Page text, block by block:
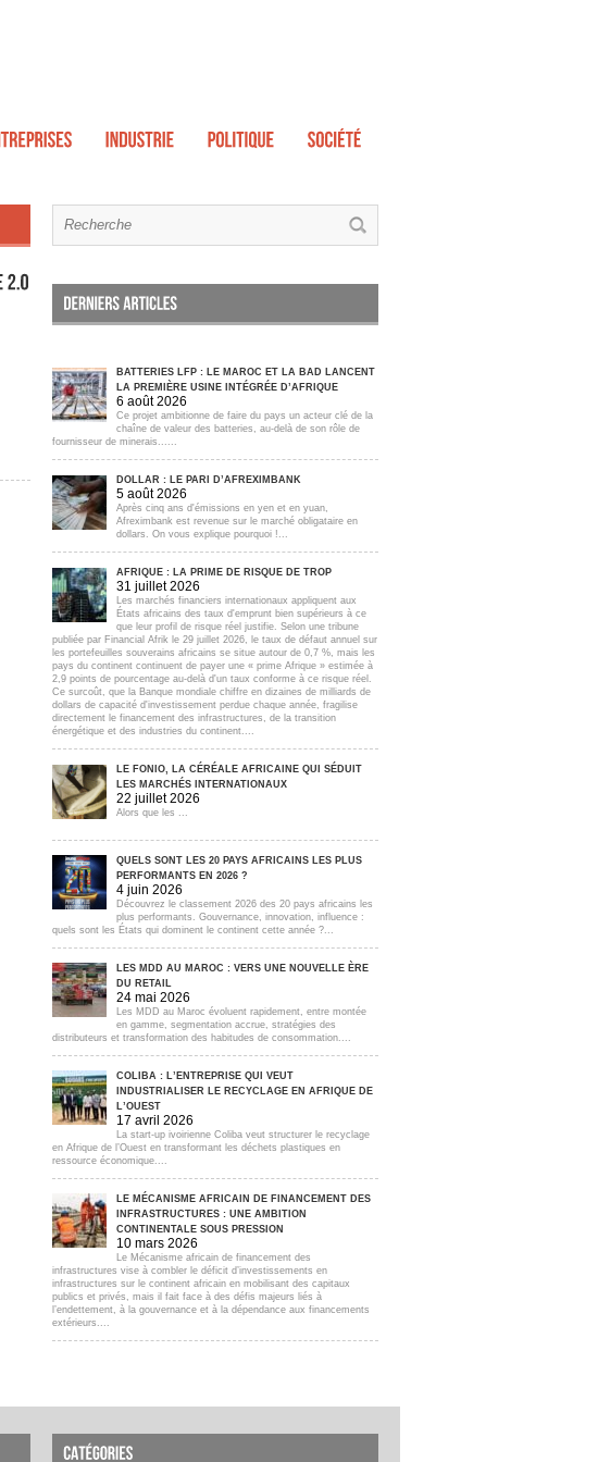
BATTERIES LFP : LE MAROC ET LA BAD LANCENT
LA PREMIÈRE USINE INTÉGRÉE D’AFRIQUE
6 août 2026
Ce projet ambitionne de faire du pays un acteur clé de la
chaîne de valeur des batteries, au-delà de son rôle de
fournisseur de minerais......
DOLLAR : LE PARI D’AFREXIMBANK
5 août 2026
Après cinq ans d'émissions en yen et en yuan,
Afreximbank est revenue sur le marché obligataire en
dollars. On vous explique pourquoi !...
AFRIQUE : LA PRIME DE RISQUE DE TROP
31 juillet 2026
Les marchés financiers internationaux appliquent aux
États africains des taux d'emprunt bien supérieurs à ce
que leur profil de risque réel justifie. Selon une tribune
publiée par Financial Afrik le 29 juillet 2026, le taux de défaut annuel sur
les portefeuilles souverains africains se situe autour de 0,7 %, mais les
pays du continent continuent de payer une « prime Afrique » estimée à
2,9 points de pourcentage au-delà d'un taux conforme à ce risque réel.
Ce surcoût, que la Banque mondiale chiffre en dizaines de milliards de
dollars de capacité d'investissement perdue chaque année, fragilise
directement le financement des infrastructures, de la transition
énergétique et des industries du continent....
LE FONIO, LA CÉRÉALE AFRICAINE QUI SÉDUIT
LES MARCHÉS INTERNATIONAUX
22 juillet 2026
Alors que les ...
QUELS SONT LES 20 PAYS AFRICAINS LES PLUS
PERFORMANTS EN 2026 ?
4 juin 2026
Découvrez le classement 2026 des 20 pays africains les
plus performants. Gouvernance, innovation, influence :
quels sont les États qui dominent le continent cette année ?...
LES MDD AU MAROC : VERS UNE NOUVELLE ÈRE
DU RETAIL
24 mai 2026
Les MDD au Maroc évoluent rapidement, entre montée
en gamme, segmentation accrue, stratégies des
distributeurs et transformation des habitudes de consommation....
COLIBA : L’ENTREPRISE QUI VEUT
INDUSTRIALISER LE RECYCLAGE EN AFRIQUE DE
L’OUEST
17 avril 2026
La start-up ivoirienne Coliba veut structurer le recyclage
en Afrique de l’Ouest en transformant les déchets plastiques en
ressource économique....
LE MÉCANISME AFRICAIN DE FINANCEMENT DES
INFRASTRUCTURES : UNE AMBITION
CONTINENTALE SOUS PRESSION
10 mars 2026
Le Mécanisme africain de financement des
infrastructures vise à combler le déficit d’investissements en
infrastructures sur le continent africain en mobilisant des capitaux
publics et privés, mais il fait face à des défis majeurs liés à
l’endettement, à la gouvernance et à la dépendance aux financements
extérieurs....